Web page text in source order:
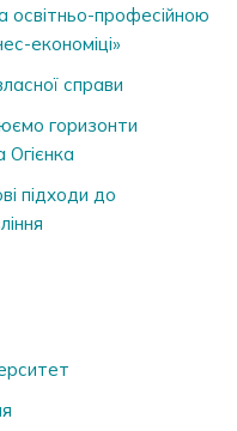
освітньо-професійною
економіці»
справи
горизонти
Огієнка
підходи до